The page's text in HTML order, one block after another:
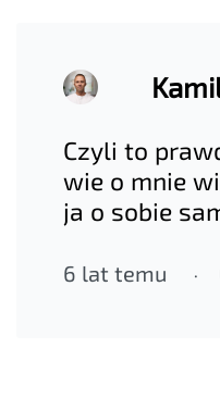
Czyli to
wie o mnie
ja o sobie
6 lat temu